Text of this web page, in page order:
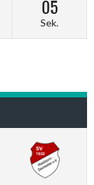
04
Sek.